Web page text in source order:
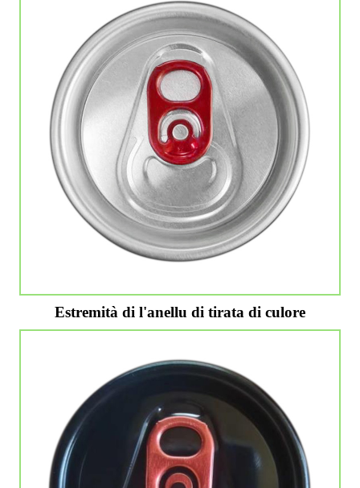
Estremità di l'anellu di tirata di culore